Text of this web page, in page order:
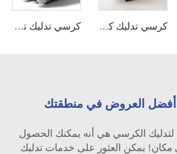
كرسي تدليك كهربائي جلد جديد لعام 2026 SL Track مع تدليك كامل للجسم واليدين، مناسب للاستخدام المنزلي كرسي تدليك تجاري يعمل بالعملات والأوراق النقدية مع نظام تطبيق APP ماكينة بيع آلي
العروض في منطقتك
لتدليك الكرسي هي أنه يمكنك الحصول
مكان! يمكن العثور على خدمات تدليك